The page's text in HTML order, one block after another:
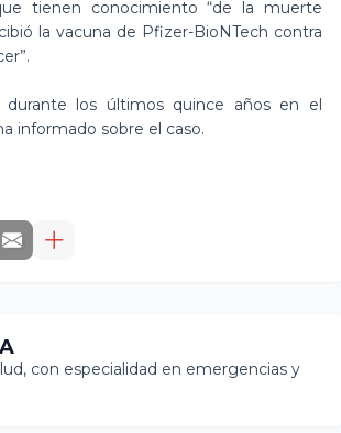
tienen conocimiento “de la muerte
la vacuna de Pfizer-BioNTech contra
los últimos quince años en el
informado sobre el caso.
con especialidad en emergencias y